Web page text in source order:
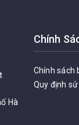
Hà
Chính
Chính sách
Quy định